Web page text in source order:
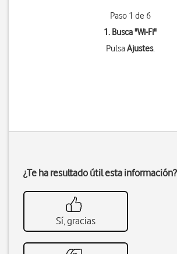
Paso 1 de 6
1. Busca "Wi-Fi"
PulsaAjustes.
¿Te ha resultado útil esta información?
Sí, gracias